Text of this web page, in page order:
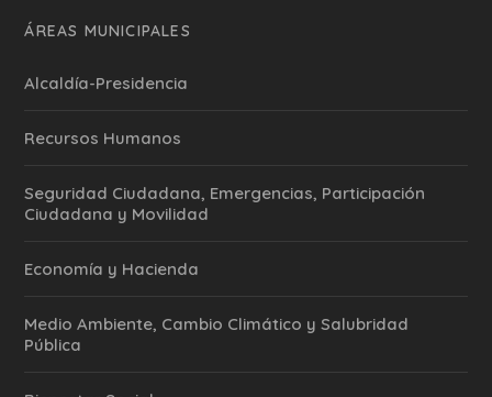
ÁREAS MUNICIPALES
Alcaldía-Presidencia
Recursos Humanos
Seguridad Ciudadana, Emergencias, Participación
Ciudadana y Movilidad
Economía y Hacienda
Medio Ambiente, Cambio Climático y Salubridad
Pública